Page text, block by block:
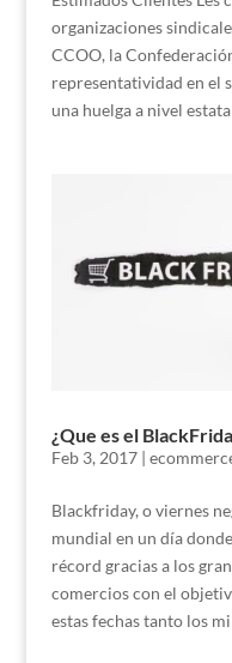
organizaciones
CCOO, la
representatividad en el
una huelga a nivel
¿Que es el
Feb 3, 2017|
Blackfriday, o viernes
mundial en un día
récord gracias a los
comercios con el
estas fechas tanto los